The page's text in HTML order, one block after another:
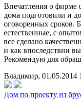
Впечатления о фирме
дома подготовили и
оговоренных сроков.
естественные, с
все сделано
и как впоследствии
Рекомендую для
Владимир, 01.05.2014
Дом по проекту из